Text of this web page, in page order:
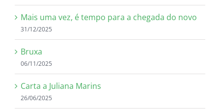
Mais uma vez, é tempo para a chegada do novo
31/12/2025
Bruxa
06/11/2025
Carta a Juliana Marins
26/06/2025